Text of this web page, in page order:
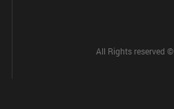
All Rights reserved